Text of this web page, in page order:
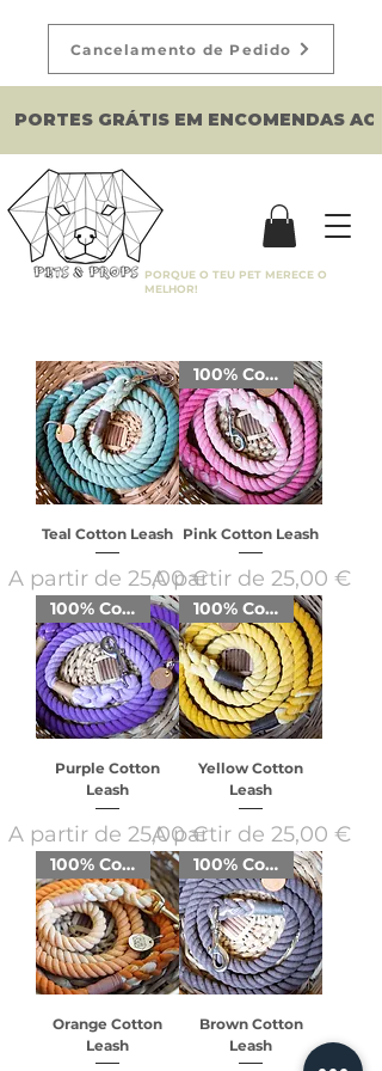
PORQUE O TEU PET MERECE O
MELHOR!
PORTES GRÁTIS EM ENCOMENDAS
Cancelamento de Pedido
Teal Cotton Leash
A partir de 25,00 €
Preço promocional
100% Cotton
Pink Cotton Leash
A partir de 25,00 €
Preço promocional
100% Cotton
Purple Cotton
Leash
A partir de 25,00 €
Preço promocional
100% Cotton
Yellow Cotton
Leash
A partir de 25,00 €
Preço promocional
100% Cotton
Orange Cotton
Leash
100% Cotton
Brown Cotton
Leash